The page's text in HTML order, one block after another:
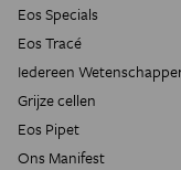
Eos Specials
Eos Tracé
Iedereen
Grijze cellen
Eos Pipet
Ons Manifest